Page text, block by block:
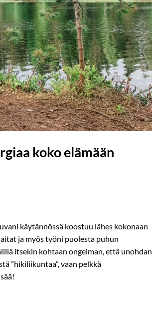
koko elämään
käytännössä koostuu lähes kokonaan
ja myös työni puolesta puhun
itsekin kohtaan ongelman, että unohdan
”hikiliikuntaa”, vaan pelkkä